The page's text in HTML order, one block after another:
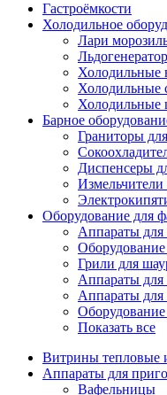
Гастроёмкости
Холодильное
Лари
Холодильные
Холодильные
Барное
Граниторы
Диспенсеры
Измельчители
Оборудование для
Аппараты для
Грили для
Аппараты для
Аппараты для
Показать все
Витрины тепловые
Аппараты для
Вафельницы